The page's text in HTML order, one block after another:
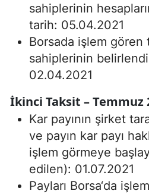
sahiplerinin
tarih: 05.04.2021
Borsada işlem gören
sahiplerinin
02.04.2021
İkinci Taksit – Temmuz
Kar payının şirket
ve payın kar payı
işlem görmeye
edilen): 01.07.2021
Payları Borsa‘da